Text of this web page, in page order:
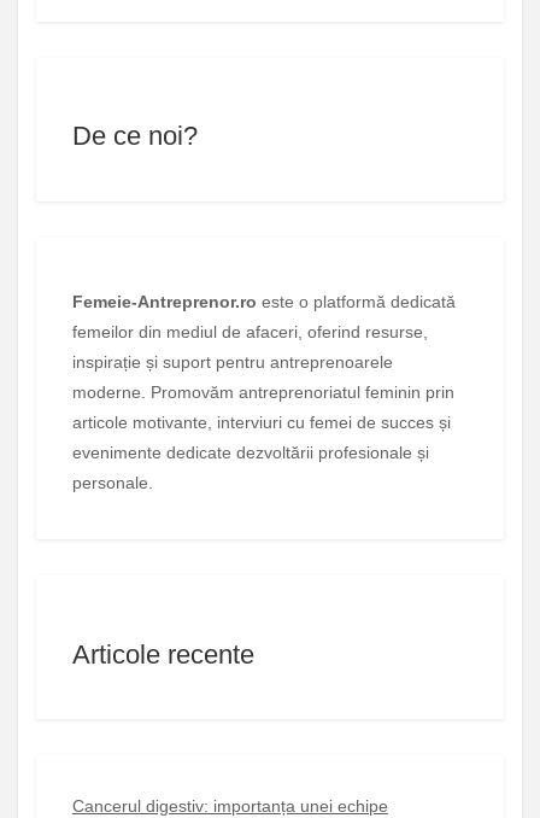
De ce noi?
Femeie-Antreprenor.ro este o platformă dedicată
femeilor din mediul de afaceri, oferind resurse,
inspirație și suport pentru antreprenoarele
moderne. Promovăm antreprenoriatul feminin prin
articole motivante, interviuri cu femei de succes și
evenimente dedicate dezvoltării profesionale și
personale.
Articole recente
Cancerul digestiv: importanța unei echipe